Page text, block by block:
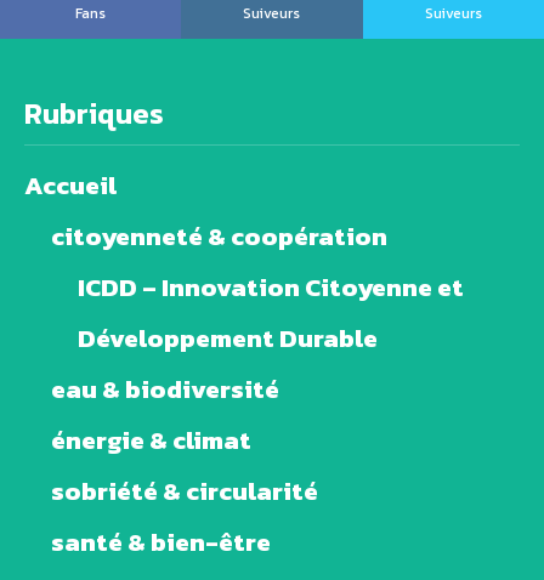
Fans
Suiveurs
Suiveurs
Rubriques
Accueil
citoyenneté & coopération
ICDD – Innovation Citoyenne et
Développement Durable
eau & biodiversité
énergie & climat
sobriété & circularité
santé & bien-être